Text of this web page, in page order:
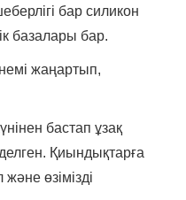
бар силикон
базалары бар.
жаңартып,
бастап ұзақ
Қиындықтарға
өзімізді